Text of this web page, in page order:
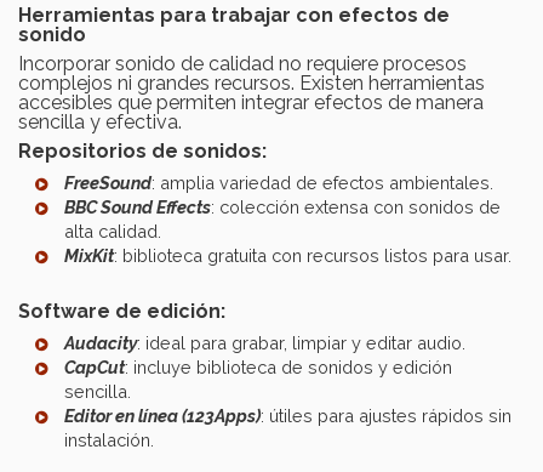
Herramientas para trabajar con efectos de
sonido
Incorporar sonido de calidad no requiere procesos
complejos ni grandes recursos. Existen herramientas
accesibles que permiten integrar efectos de manera
sencilla y efectiva.
Repositorios de sonidos:
FreeSound: amplia variedad de efectos ambientales.
BBC Sound Effects: colección extensa con sonidos de
alta calidad.
MixKit: biblioteca gratuita con recursos listos para usar.
Software de edición:
Audacity: ideal para grabar, limpiar y editar audio.
CapCut: incluye biblioteca de sonidos y edición
sencilla.
Editor en línea (123Apps): útiles para ajustes rápidos sin
instalación.